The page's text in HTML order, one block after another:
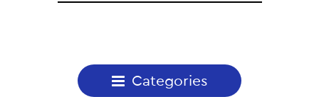
Categories